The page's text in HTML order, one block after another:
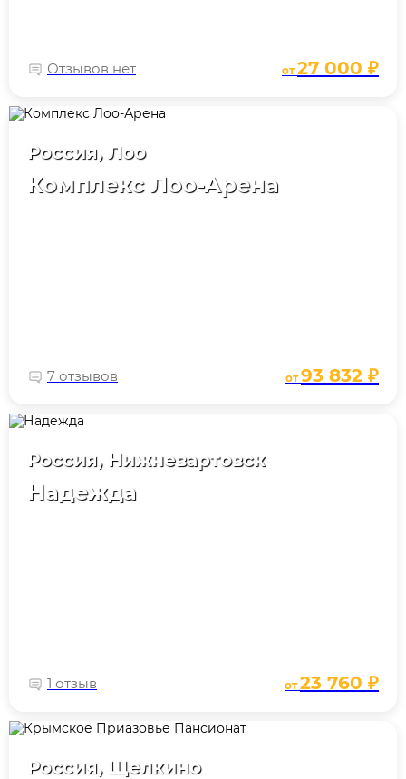
Отзывов нет от27 000 ₽
Россия, Лоо
Комплекс Лоо-Арена
7 отзывов от93 832 ₽
Россия, Нижневартовск
Надежда
1 отзыв от23 760 ₽
Россия, Щелкино